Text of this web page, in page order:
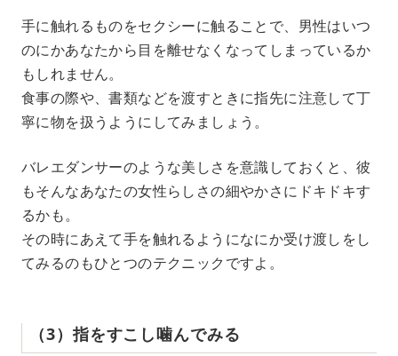
手に触れるものをセクシーに触ることで、男性はいつ
のにかあなたから目を離せなくなってしまっているか
もしれません。
食事の際や、書類などを渡すときに指先に注意して丁
寧に物を扱うようにしてみましょう。
バレエダンサーのような美しさを意識しておくと、彼
もそんなあなたの女性らしさの細やかさにドキドキす
るかも。
その時にあえて手を触れるようになにか受け渡しをし
てみるのもひとつのテクニックですよ。
（3）指をすこし噛んでみる